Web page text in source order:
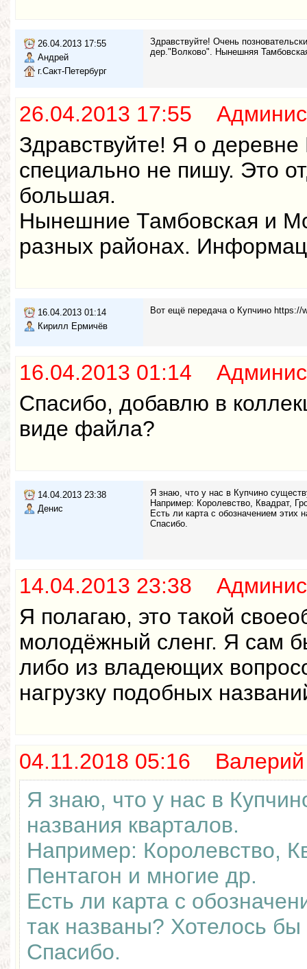
26.04.2013 17:55
Андрей
г.Сакт-Петербург
Здравствуйте! Очень
дер."Волково". Нынешняя
26.04.2013 17:55
Здравствуйте! Я о деревне
специально не пишу. Это
большая.
Нынешние Тамбовская и
разных районах.
16.04.2013 01:14
Кирилл Ермичёв
Вот ещё передача о Купчино https://
16.04.2013 01:14
Спасибо, добавлю в
виде файла?
14.04.2013 23:38
Денис
Я знаю, что у нас в Купчино
Например: Королевство, Квадрат,
Есть ли карта с обозначением этих
Спасибо.
14.04.2013 23:38
Я полагаю, это такой
молодёжный сленг. Я сам
либо из владеющих
нагрузку подобных
04.11.2018 05:16 Валерий
Я знаю, что у нас в
названия кварталов.
Например: Королевство,
Пентагон и многие др.
Есть ли карта с
так названы? Хотелось бы
Спасибо.